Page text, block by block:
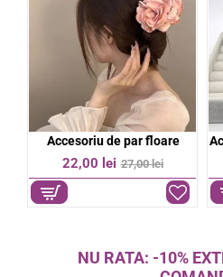
-19%
Accesoriu de par floare
22,00 lei 27,00 lei
NU RATA: -10%